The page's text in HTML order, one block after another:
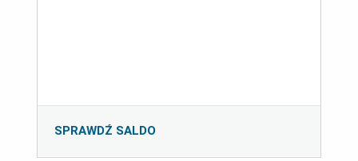
SPRAWDŹ SALDO